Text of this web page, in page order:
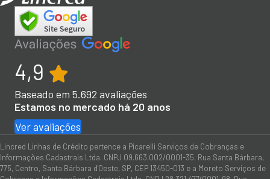
4,9
Baseado em 5.692 avaliações
Estamos no mercado há 20 anos
Ver avaliações
Lincred Linhas de Crédito pertence a Picarelli Serviços de Cobranças e
Informações Cadastrais Ltda. CNPJ 09.663.002/0001-35. Rua Santa Bárbara,
775, Centro, Santa Bárbara d'Oeste, SP, CEP 13450-013 e a Moreto Serviços de